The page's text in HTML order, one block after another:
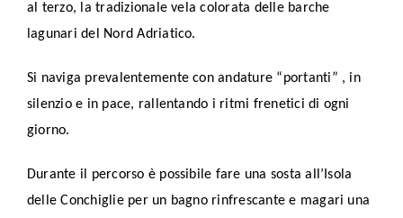
al terzo, la tradizionale vela colorata delle barche
lagunari del Nord Adriatico.
Si naviga prevalentemente con andature “portanti” , in
silenzio e in pace, rallentando i ritmi frenetici di ogni
giorno.
Durante il percorso è possibile fare una sosta all’Isola
delle Conchiglie per un bagno rinfrescante e magari una